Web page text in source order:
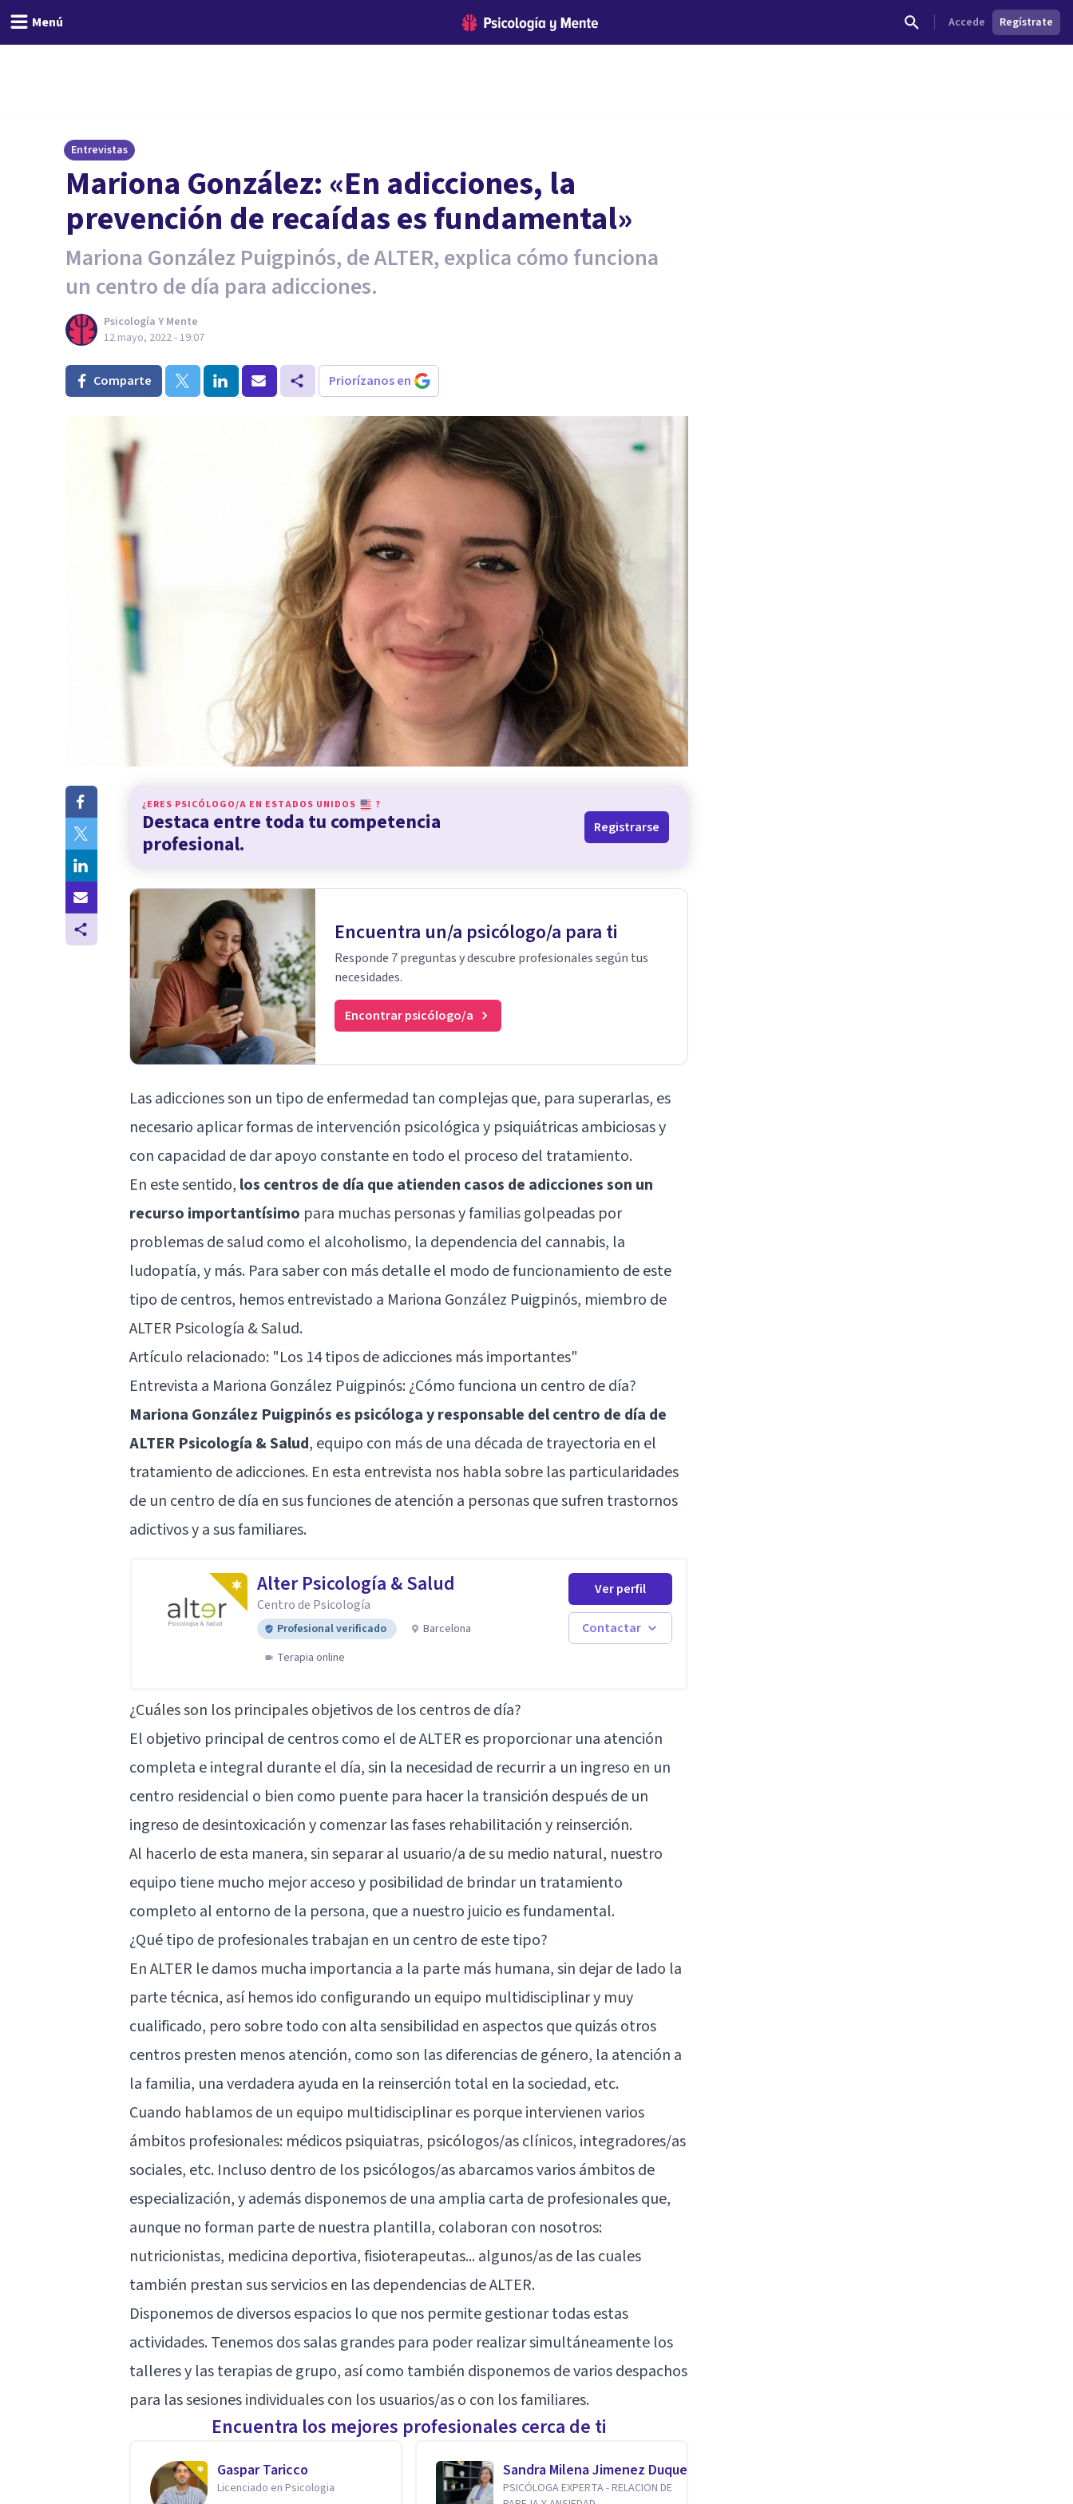
Menú Accede Regístrate
Entrevistas
Mariona González: «En adicciones, la
prevención de recaídas es fundamental»
Mariona González Puigpinós, de ALTER, explica cómo funciona
un centro de día para adicciones.
Psicología Y Mente
12 mayo, 2022 - 19:07
Comparte Priorízanos en
¿ERES PSICÓLOGO/A EN ESTADOS UNIDOS ?
Destaca entre toda tu competencia
profesional.
Registrarse
Encuentra un/a psicólogo/a para ti
Responde 7 preguntas y descubre profesionales según tus
necesidades.
Encontrar psicólogo/a
Las adicciones son un tipo de enfermedad tan complejas que, para superarlas, es
necesario aplicar formas de intervención psicológica y psiquiátricas ambiciosas y
con capacidad de dar apoyo constante en todo el proceso del tratamiento.
En este sentido, los centros de día que atienden casos de adicciones son un
recurso importantísimo para muchas personas y familias golpeadas por
problemas de salud como el alcoholismo, la dependencia del cannabis, la
ludopatía, y más. Para saber con más detalle el modo de funcionamiento de este
tipo de centros, hemos entrevistado a Mariona González Puigpinós, miembro de
ALTER Psicología & Salud.
Artículo relacionado: "Los 14 tipos de adicciones más importantes"
Entrevista a Mariona González Puigpinós: ¿Cómo funciona un centro de día?
Mariona González Puigpinós es psicóloga y responsable del centro de día de
ALTER Psicología & Salud, equipo con más de una década de trayectoria en el
tratamiento de adicciones. En esta entrevista nos habla sobre las particularidades
de un centro de día en sus funciones de atención a personas que sufren trastornos
adictivos y a sus familiares.
Alter Psicología & Salud
Centro de Psicología
Profesional verificado
Barcelona
Terapia online
Ver perfil
Contactar
¿Cuáles son los principales objetivos de los centros de día?
El objetivo principal de centros como el de ALTER es proporcionar una atención
completa e integral durante el día, sin la necesidad de recurrir a un ingreso en un
centro residencial o bien como puente para hacer la transición después de un
ingreso de desintoxicación y comenzar las fases rehabilitación y reinserción.
Al hacerlo de esta manera, sin separar al usuario/a de su medio natural, nuestro
equipo tiene mucho mejor acceso y posibilidad de brindar un tratamiento
completo al entorno de la persona, que a nuestro juicio es fundamental.
¿Qué tipo de profesionales trabajan en un centro de este tipo?
En ALTER le damos mucha importancia a la parte más humana, sin dejar de lado la
parte técnica, así hemos ido configurando un equipo multidisciplinar y muy
cualificado, pero sobre todo con alta sensibilidad en aspectos que quizás otros
centros presten menos atención, como son las diferencias de género, la atención a
la familia, una verdadera ayuda en la reinserción total en la sociedad, etc.
Cuando hablamos de un equipo multidisciplinar es porque intervienen varios
ámbitos profesionales: médicos psiquiatras, psicólogos/as clínicos, integradores/as
sociales, etc. Incluso dentro de los psicólogos/as abarcamos varios ámbitos de
especialización, y además disponemos de una amplia carta de profesionales que,
aunque no forman parte de nuestra plantilla, colaboran con nosotros:
nutricionistas, medicina deportiva, fisioterapeutas... algunos/as de las cuales
también prestan sus servicios en las dependencias de ALTER.
Disponemos de diversos espacios lo que nos permite gestionar todas estas
actividades. Tenemos dos salas grandes para poder realizar simultáneamente los
talleres y las terapias de grupo, así como también disponemos de varios despachos
para las sesiones individuales con los usuarios/as o con los familiares.
Encuentra los mejores profesionales cerca de ti
Gaspar Taricco
Licenciado en Psicologia
Sandra Milena Jimenez Duque
PSICÓLOGA EXPERTA - RELACION DE